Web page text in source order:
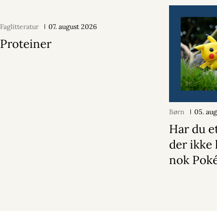
Faglitteratur 07. august 2026
Proteiner
Børn 05.
Har du
der ikke
nok